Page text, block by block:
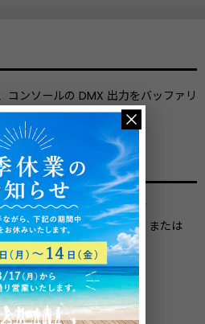
コンソールの DMX 出力をバッファリ
。
トと、1入力8出力のループ
ー出力（オプションの XLR3 または